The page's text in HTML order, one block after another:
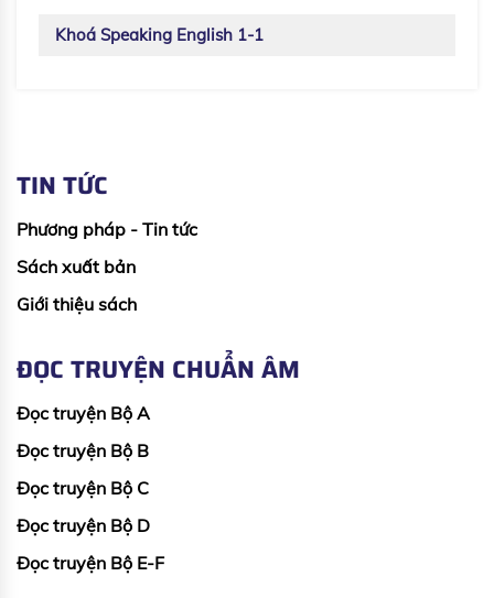
Khoá Speaking English 1-1
TIN TỨC
Phương pháp - Tin tức
Sách xuất bản
Giới thiệu sách
ĐỌC TRUYỆN CHUẨN ÂM
Đọc truyện Bộ A
Đọc truyện Bộ B
Đọc truyện Bộ C
Đọc truyện Bộ D
Đọc truyện Bộ E-F